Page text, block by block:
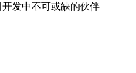
发中不可或缺的伙伴